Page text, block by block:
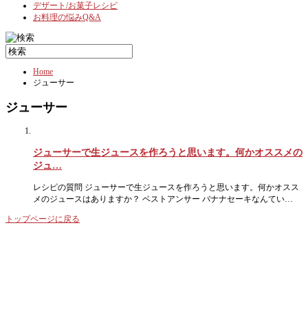
デザート/お菓子レシピ
お料理の悩みQ&A
Home
ジューサー
ジューサー
ジューサーで生ジュースを作ろうと思います。何かオススメの
ジュ…
レシピの質問 ジューサーで生ジュースを作ろうと思います。何かオスス
メのジュースはありますか？ ベストアンサー バナナセーキなんてい…
トップページに戻る